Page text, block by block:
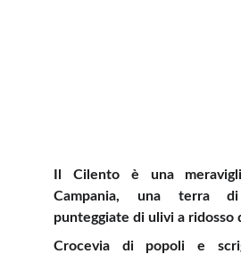
Il Cilento è una
Campania, una terra
punteggiate di ulivi a ridosso
Crocevia di popoli e